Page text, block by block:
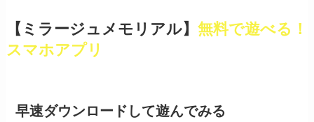
【ミラージュメモリアル】 無料で遊べる！
スマホアプリ
早速ダウンロードして遊んでみる